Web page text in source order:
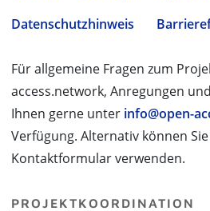
Datenschutzhinweis
Für allgemeine Fragen zum
access.network, Anregungen
Ihnen gerne unter info@open-
Verfügung. Alternativ können
Kontaktformular verwenden.
PROJEKTKOORDINATION